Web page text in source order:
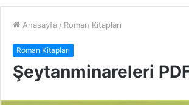
Anasayfa / Roman Kitapları
Roman Kitapları
Şeytanminareleri